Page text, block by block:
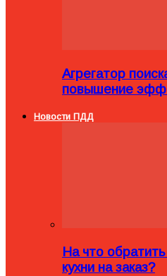
Агрегатор
повышение
Новости ПДД
На что
кухни на заказ?